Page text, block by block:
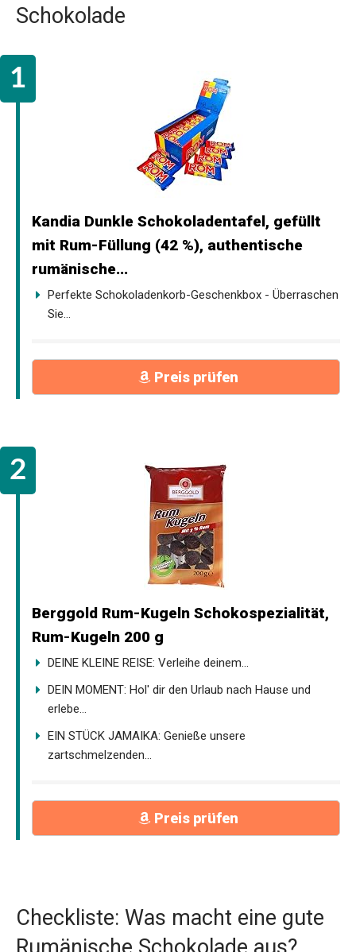
Schokolade
Kandia Dunkle Schokoladentafel, gefüllt
mit Rum-Füllung (42 %), authentische
rumänische...
Perfekte Schokoladenkorb-Geschenkbox - Überraschen
Sie...
Preis prüfen
Berggold Rum-Kugeln Schokospezialität,
Rum-Kugeln 200 g
DEINE KLEINE REISE: Verleihe deinem...
DEIN MOMENT: Hol' dir den Urlaub nach Hause und
erlebe...
EIN STÜCK JAMAIKA: Genieße unsere
zartschmelzenden...
Preis prüfen
Checkliste: Was macht eine gute